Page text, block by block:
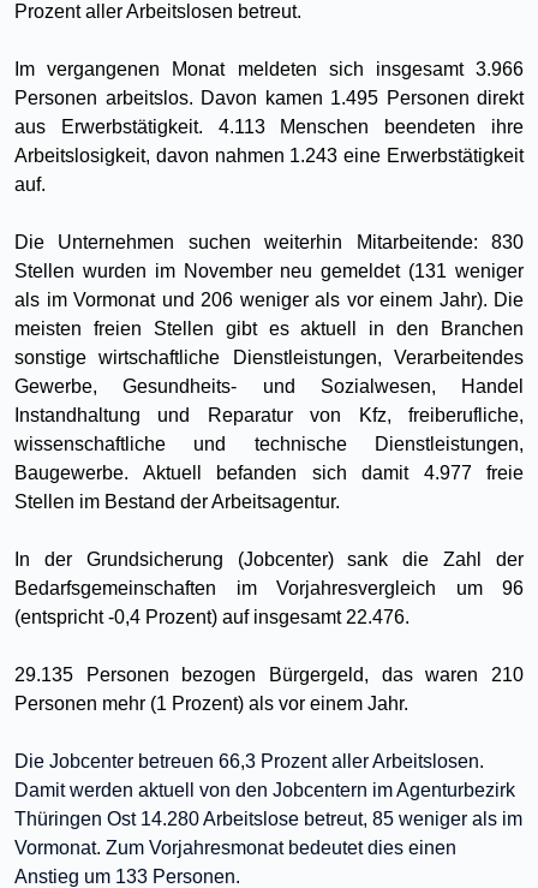
Prozent aller Arbeitslosen betreut.
Im vergangenen Monat meldeten sich insgesamt 3.966
Personen arbeitslos. Davon kamen 1.495 Personen direkt
aus Erwerbstätigkeit. 4.113 Menschen beendeten ihre
Arbeitslosigkeit, davon nahmen 1.243 eine Erwerbstätigkeit
auf.
Die Unternehmen suchen weiterhin Mitarbeitende: 830
Stellen wurden im November neu gemeldet (131 weniger
als im Vormonat und 206 weniger als vor einem Jahr). Die
meisten freien Stellen gibt es aktuell in den Branchen
sonstige wirtschaftliche Dienstleistungen, Verarbeitendes
Gewerbe, Gesundheits- und Sozialwesen, Handel
Instandhaltung und Reparatur von Kfz, freiberufliche,
wissenschaftliche und technische Dienstleistungen,
Baugewerbe. Aktuell befanden sich damit 4.977 freie
Stellen im Bestand der Arbeitsagentur.
In der Grundsicherung (Jobcenter) sank die Zahl der
Bedarfsgemeinschaften im Vorjahresvergleich um 96
(entspricht -0,4 Prozent) auf insgesamt 22.476.
29.135 Personen bezogen Bürgergeld, das waren 210
Personen mehr (1 Prozent) als vor einem Jahr.
Die Jobcenter betreuen 66,3 Prozentaller Arbeitslosen.
Damit werden aktuell von den Jobcentern im Agenturbezirk
Thüringen Ost 14.280 Arbeitslose betreut, 85 weniger als im
Vormonat. Zum Vorjahresmonat bedeutet dies einen
Anstieg um 133 Personen.